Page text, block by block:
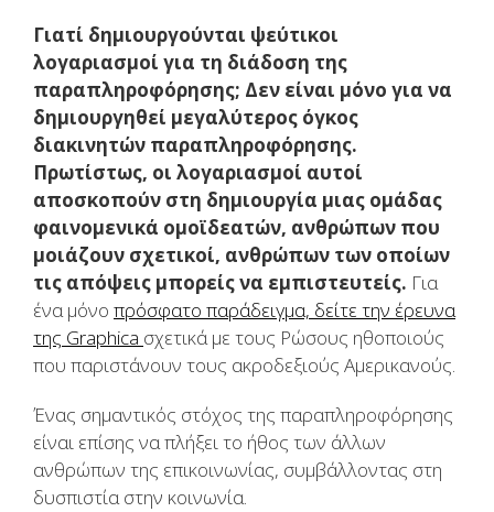
Γιατί δημιουργούνται ψεύτικοι
λογαριασμοί για τη διάδοση της
παραπληροφόρησης; Δεν είναι μόνο για να
δημιουργηθεί μεγαλύτερος όγκος
διακινητών παραπληροφόρησης.
Πρωτίστως, οι λογαριασμοί αυτοί
αποσκοπούν στη δημιουργία μιας ομάδας
φαινομενικά ομοϊδεατών, ανθρώπων που
μοιάζουν σχετικοί, ανθρώπων των οποίων
τις απόψεις μπορείς να εμπιστευτείς. Για
ένα μόνο πρόσφατο παράδειγμα, δείτε την έρευνα
της Graphica σχετικά με τους Ρώσους ηθοποιούς
που παριστάνουν τους ακροδεξιούς Αμερικανούς.
Ένας σημαντικός στόχος της παραπληροφόρησης
είναι επίσης να πλήξει το ήθος των άλλων
ανθρώπων της επικοινωνίας, συμβάλλοντας στη
δυσπιστία στην κοινωνία.